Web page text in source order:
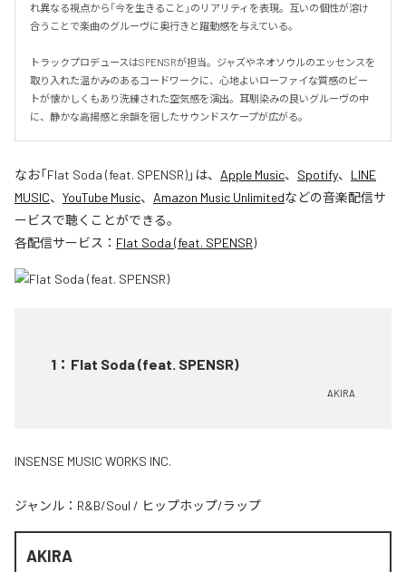
れ異なる視点から「今を生きること」のリアリティを表現。互いの個性が溶け
合うことで楽曲のグルーヴに奥行きと躍動感を与えている。
トラックプロデュースはSPENSRが担当。ジャズやネオソウルのエッセンスを
取り入れた温かみのあるコードワークに、心地よいローファイな質感のビー
トが懐かしくもあり洗練された空気感を演出。耳馴染みの良いグルーヴの中
に、静かな高揚感と余韻を宿したサウンドスケープが広がる。
なお「Flat Soda (feat. SPENSR)」は、 Apple Music、 Spotify、 LINE
MUSIC、 YouTube Music、 Amazon Music Unlimitedなどの音楽配信サ
ービスで聴くことができる。
各配信サービス： Flat Soda (feat. SPENSR)
1 ： Flat Soda (feat. SPENSR)
AKIRA
INSENSE MUSIC WORKS INC.
ジャンル： R&B/Soul / ヒップホップ/ラップ
AKIRA